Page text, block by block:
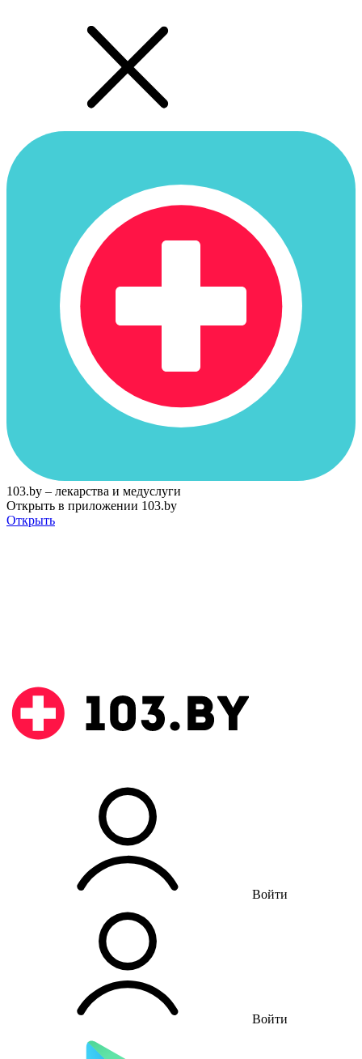
103.by – лекарства и медуслуги
Открыть в приложении 103.by
Открыть
Войти
Войти